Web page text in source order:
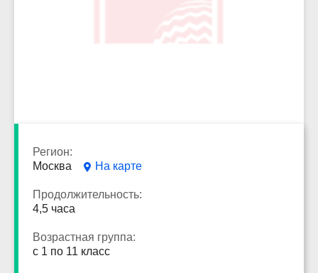
Регион:
Москва
На карте
Продолжительность:
4,5 часа
Возрастная группа:
с 1 по 11 класс